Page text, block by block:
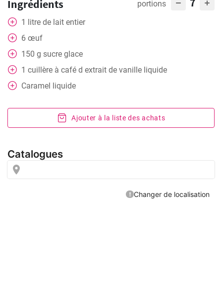
Ingrédients portions
1 litre de lait entier
6 œuf
150 g sucre glace
1 cuillère à café d extrait de vanille liquide
Caramel liquide
Ajouter à la liste des achats